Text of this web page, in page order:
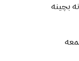
بچينه